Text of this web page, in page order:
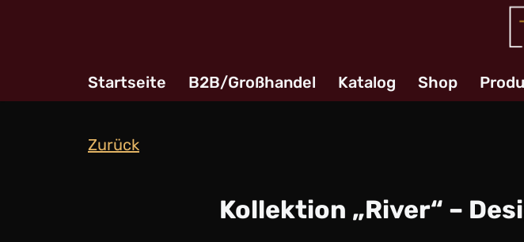
Startseite B2B/Großhandel Katalog Shop
Zurück
Kollektion „River“ –